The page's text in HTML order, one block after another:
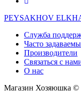
PEYSAKHOV
Служба
Часто
Производители
Связаться с
О нас
Магазин Хозяюшка ©